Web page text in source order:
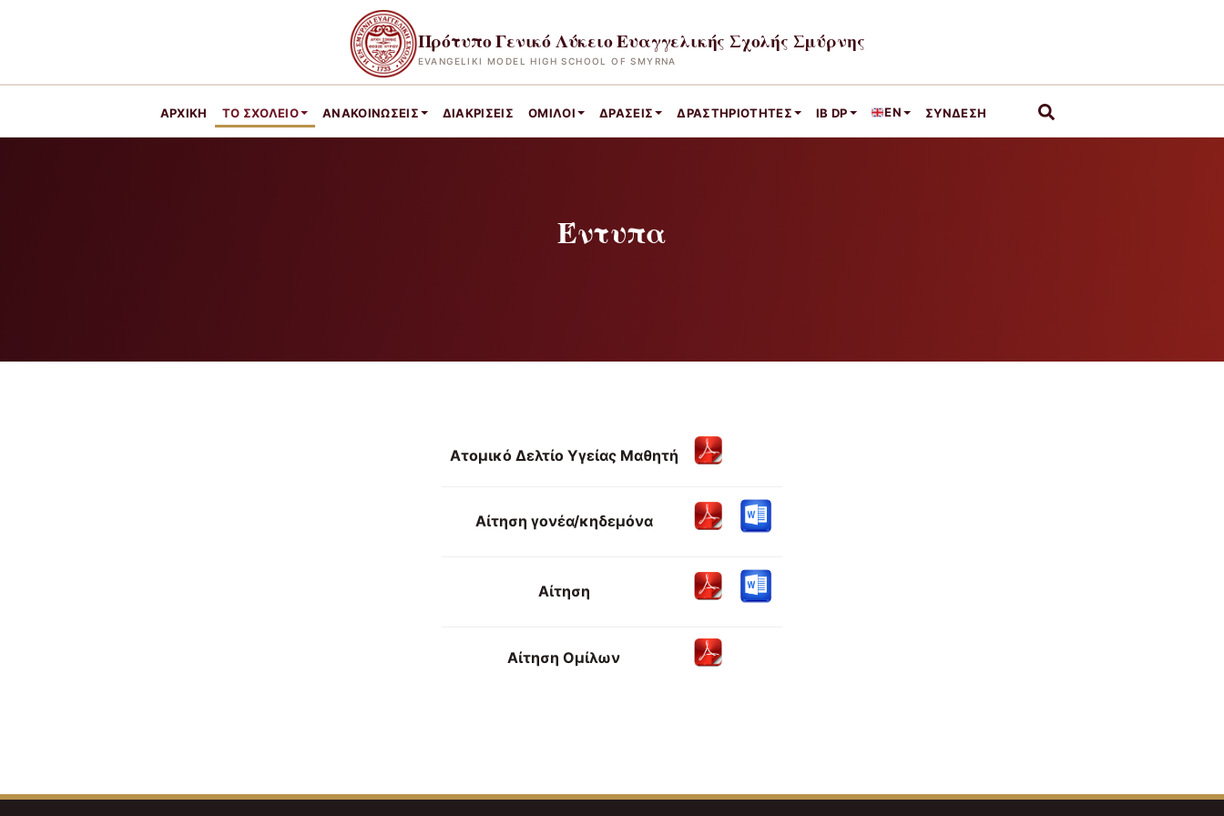
Πρότυπο Γενικό Λύκειο Ευαγγελικής Σχολής Σμύρνης
EVANGELIKI MODEL HIGH SCHOOL OF SMYRNA
ΑΡΧΙΚΉ ΤΟ ΣΧΟΛΕΊΟ ΑΝΑΚΟΙΝΩΣΕΙΣ ΔΙΑΚΡΊΣΕΙΣ ΌΜΙΛΟΙ ΔΡΆΣΕΙΣ ΔΡΑΣΤΗΡΙΌΤΗΤΕΣ IB DP EN ΣΎΝΔΕΣΗ
Έντυπα
Ατομικό Δελτίο Υγείας Μαθητή
Αίτηση γονέα/κηδεμόνα
Αίτηση
Αίτηση Ομίλων